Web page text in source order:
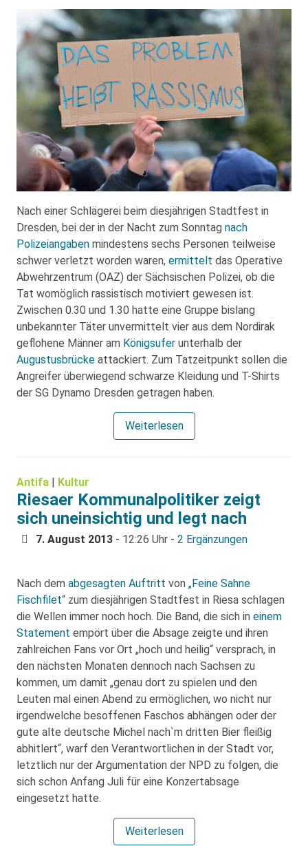
Nach einer Schlägerei beim diesjährigen Stadtfest in
Dresden, bei der in der Nacht zum Sonntag nach
Polizeiangaben mindestens sechs Personen teilweise
schwer verletzt worden waren, ermittelt das Operative
Abwehrzentrum (OAZ) der Sächsischen Polizei, ob die
Tat womöglich rassistisch motiviert gewesen ist.
Zwischen 0.30 und 1.30 hatte eine Gruppe bislang
unbekannter Täter unvermittelt vier aus dem Nordirak
geflohene Männer am Königsufer unterhalb der
Augustusbrücke attackiert. Zum Tatzeitpunkt sollen die
Angreifer überwiegend schwarze Kleidung und T-Shirts
der SG Dynamo Dresden getragen haben.
Weiterlesen
Antifa | Kultur
Riesaer Kommunalpolitiker zeigt
sich uneinsichtig und legt nach
7. August 2013 - 12:26 Uhr - 2 Ergänzungen
Nach dem abgesagten Auftritt von „Feine Sahne
Fischfilet“ zum diesjährigen Stadtfest in Riesa schlagen
die Wellen immer noch hoch. Die Band, die sich in einem
Statement empört über die Absage zeigte und ihren
zahlreichen Fans vor Ort „hoch und heilig“ versprach, in
den nächsten Monaten dennoch nach Sachsen zu
kommen, um damit „genau dort zu spielen und den
Leuten mal einen Abend zu ermöglichen, wo nicht nur
irgendwelche besoffenen Faschos abhängen oder der
gute alte deutsche Michel nach`m dritten Bier fleißig
abhitlert“, warf den Verantwortlichen in der Stadt vor,
letztlich nur der Argumentation der NPD zu folgen, die
sich schon Anfang Juli für eine Konzertabsage
eingesetzt hatte.
Weiterlesen